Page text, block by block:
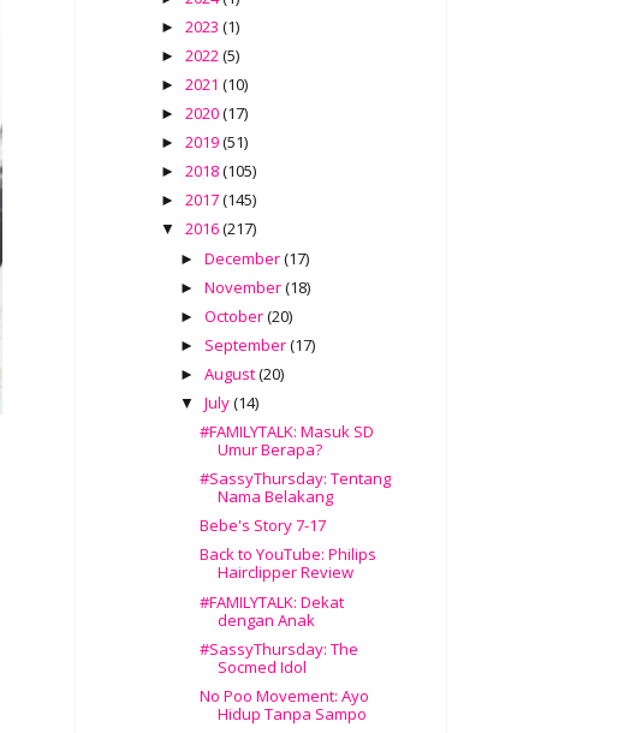
►2023(1)
►2022(5)
►2021(10)
►2020(17)
►2019(51)
►2018(105)
►2017(145)
▼2016(217)
► December(17)
► November(18)
► October(20)
► September(17)
► August(20)
▼ July(14)
#FAMILYTALK: Masuk SD
Umur Berapa?
#SassyThursday: Tentang
Nama Belakang
Bebe's Story 7-17
Back to YouTube: Philips
Hairclipper Review
#FAMILYTALK: Dekat
dengan Anak
#SassyThursday: The
Socmed Idol
No Poo Movement: Ayo
Hidup Tanpa Sampo